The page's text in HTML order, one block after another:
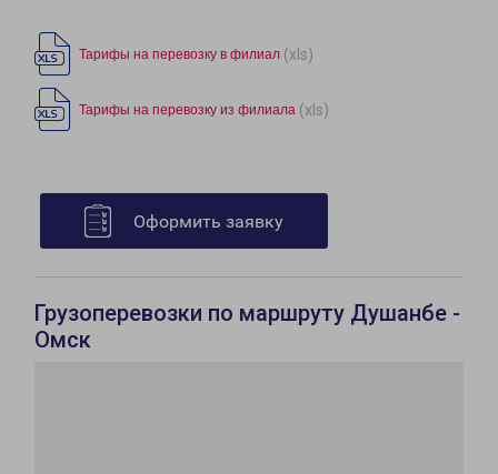
Тарифы на перевозку в филиал (xls)
Тарифы на перевозку из филиала (xls)
Оформить заявку
Грузоперевозки по маршруту Душанбе -
Омск